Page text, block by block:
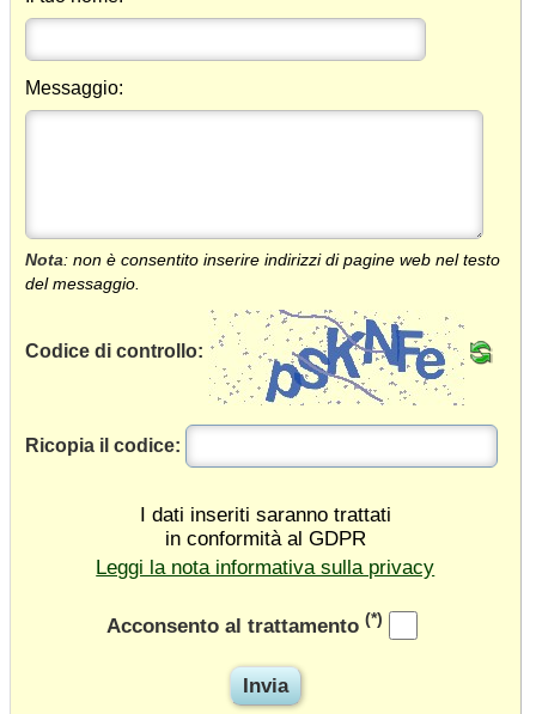
Messaggio:
Nota: non è consentito inserire indirizzi di pagine web nel testo
del messaggio.
Codice di controllo:
Ricopia il codice:
I dati inseriti saranno trattati
in conformità al GDPR
Leggi la nota informativa sulla privacy
Acconsento al trattamento (*)